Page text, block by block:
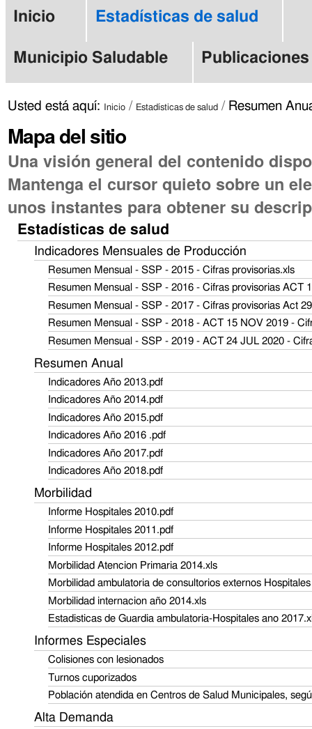
Cambiar
contenido.
Saltar
navegación
Herramientas
Secciones
Inicio Estadísticas de salud
Municipio Saludable Publicaciones
Usted está aquí: Inicio / Estadísticas de salud / Resumen
Mapa del sitio
Una visión general del contenido
Mantenga el cursor quieto sobre un
unos instantes para obtener su
Estadísticas de salud
Indicadores Mensuales de Producción
Resumen Mensual - SSP - 2015 - Cifras provisorias.xls
Resumen Mensual - SSP - 2016 - Cifras provisorias ACT
Resumen Mensual - SSP - 2017 - Cifras provisorias Act
Resumen Mensual - SSP - 2018 - ACT 15 NOV 2019 -
Resumen Mensual - SSP - 2019 - ACT 24 JUL 2020 -
Resumen Anual
Indicadores Año 2013.pdf
Indicadores Año 2014.pdf
Indicadores Año 2015.pdf
Indicadores Año 2016 .pdf
Indicadores Año 2017.pdf
Indicadores Año 2018.pdf
Morbilidad
Informe Hospitales 2010.pdf
Informe Hospitales 2011.pdf
Informe Hospitales 2012.pdf
Morbilidad Atencion Primaria 2014.xls
Morbilidad ambulatoria de consultorios externos
Morbilidad internacion año 2014.xls
Estadisticas de Guardia ambulatoria-Hospitales ano
Informes Especiales
Colisiones con lesionados
Turnos cuporizados
Población atendida en Centros de Salud Municipales,
Alta Demanda